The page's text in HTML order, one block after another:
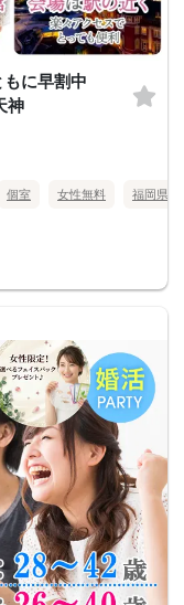
もに早割中
神
個室 女性無料 福岡県